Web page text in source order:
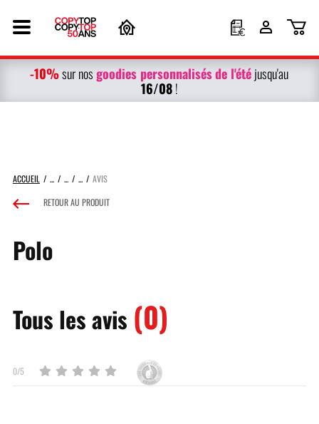
-10%sur nosgoodies personnalisésde l'étéjusqu'au
16/08!
ACCUEIL
AVIS
RETOUR AU PRODUIT
Polo
Tous les avis (0)
0/5